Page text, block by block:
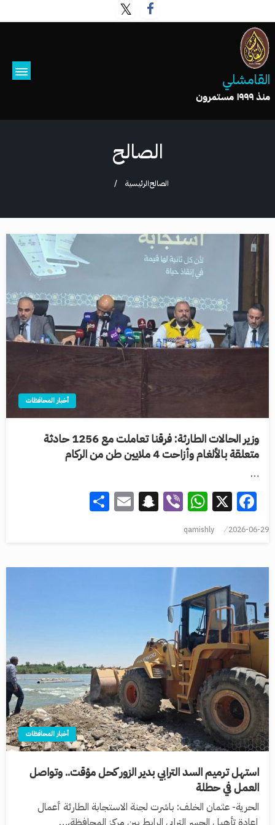
القامشلي
منذ ١٩٩٩ مستمرون
الصالح
الرئيسيةالصالح
أخبار المحافظات
وزير الحالات الطارئة: فرقنا تعاملت مع 1256 حادثة
متعلقة بالألغام وأزاحت 4 ملايين طن من الركام
…
Facebook
X
WhatsApp
Viber
Snapchat
Email
2026-06-29
qamishly
أخبار المحافظات
استهل ترميم السد الترابي بدير الزور كحل مؤقت.. وتواصل
العمل في حطلة
الحرية- عثمان الخلف: باشرت لجنة الاستجابة الطارئة أعمال